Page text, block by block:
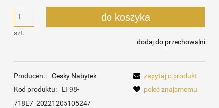
szt.
do koszyka
dodaj do przechowalni
Producent:
Cesky Nabytek
Kod produktu:
EF98-
718E7_20221205105247
zapytaj o produkt
poleć znajomemu